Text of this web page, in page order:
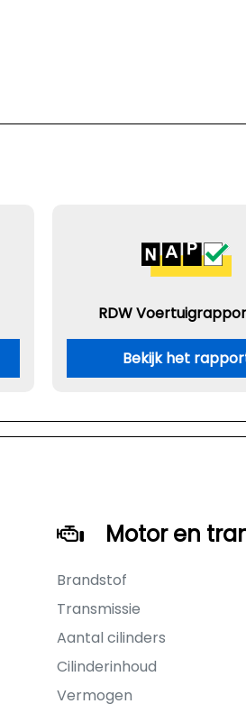
RDW
Bekijk het
Motor en
Brandstof
Transmissie
Aantal cilinders
Cilinderinhoud
Vermogen